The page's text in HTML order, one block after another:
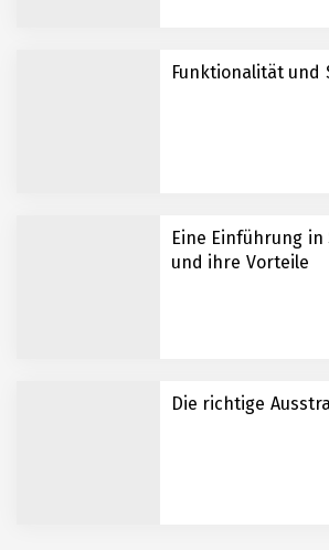
Funktionalität und
Eine Einführung
und ihre Vorteile
Die richtige